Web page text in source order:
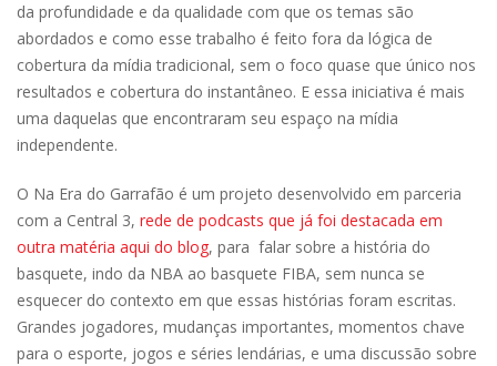
da profundidade e da qualidade com que os temas são
abordados e como esse trabalho é feito fora da lógica de
cobertura da mídia tradicional, sem o foco quase que único nos
resultados e cobertura do instantâneo. E essa iniciativa é mais
uma daquelas que encontraram seu espaço na mídia
independente.
O Na Era do Garrafão é um projeto desenvolvido em parceria
com a Central 3, rede de podcasts que já foi destacada em
outra matéria aqui do blog, para falar sobre a história do
basquete, indo da NBA ao basquete FIBA, sem nunca se
esquecer do contexto em que essas histórias foram escritas.
Grandes jogadores, mudanças importantes, momentos chave
para o esporte, jogos e séries lendárias, e uma discussão sobre